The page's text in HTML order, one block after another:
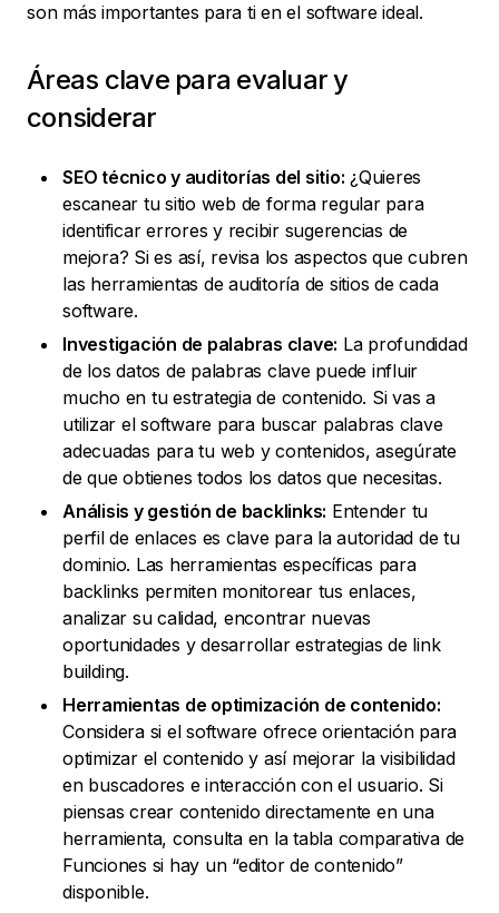
son más importantes para ti en el software ideal.
Áreas clave para evaluar y
considerar
SEO técnico y auditorías del sitio: ¿Quieres
escanear tu sitio web de forma regular para
identificar errores y recibir sugerencias de
mejora? Si es así, revisa los aspectos que cubren
las herramientas de auditoría de sitios de cada
software.
Investigación de palabras clave: La profundidad
de los datos de palabras clave puede influir
mucho en tu estrategia de contenido. Si vas a
utilizar el software para buscar palabras clave
adecuadas para tu web y contenidos, asegúrate
de que obtienes todos los datos que necesitas.
Análisis y gestión de backlinks: Entender tu
perfil de enlaces es clave para la autoridad de tu
dominio. Las herramientas específicas para
backlinks permiten monitorear tus enlaces,
analizar su calidad, encontrar nuevas
oportunidades y desarrollar estrategias de link
building.
Herramientas de optimización de contenido:
Considera si el software ofrece orientación para
optimizar el contenido y así mejorar la visibilidad
en buscadores e interacción con el usuario. Si
piensas crear contenido directamente en una
herramienta, consulta en la tabla comparativa de
Funciones si hay un “editor de contenido”
disponible.